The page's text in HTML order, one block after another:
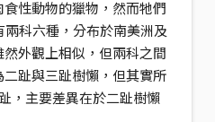
性動物的獵物，然而牠們
科六種，分布於南美洲及
外觀上相似，但兩科之間
趾與三趾樹懶，但其實所
，主要差異在於二趾樹懶